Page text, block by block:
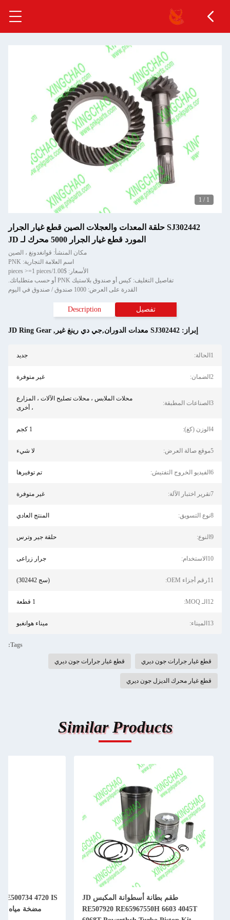
1
/
1
SJ302442 حلقة المعدات والعجلات الصين قطع غيار الجرار
المورد قطع غيار الجرار 5000 محرك لـ JD
مكان المنشأ: قوانغدونغ ، الصين
اسم العلامة التجارية: PNK
الأسعار: $1.00/pieces >=1 pieces
تفاصيل التغليف: كيس أو صندوق بلاستيك PNK أو حسب متطلباتك.
القدرة على العرض: 1000 صندوق / صندوق في اليوم
تفصيل Description
إبراز: SJ302442 معدات الدوران,جي دي رينغ غير ,
JD Ring Gear
1الحالة: جديد
2الضمان: غير متوفرة
3الصناعات المطبقة:
محلات الملابس ، محلات تصليح الآلات ، المزارع
، أخرى
4الوزن (كغ): 1 كجم
5موقع صالة العرض: لا شيء
6الفيديو الخروج التفتيش: تم توفيرها
7تقرير اختبار الآلة: غير متوفرة
8نوع التسويق: المنتج العادي
9النوع: حلقة جير وترس
10الاستخدام: جرار زراعى
11رقم أجزاء OEM: (سج 302442)
12الـ MOQ: 1 قطعة
13الميناء: ميناء هوانغبو
Tags:
قطع غيار جرارات جون ديري قطع غيار جرارات جون ديري
قطع غيار محرك الديزل جون ديري
Similar Products
طقم بطانة أسطوانة المكبس JD
RE507920 RE65967550H 6603 4045T
4720 IS